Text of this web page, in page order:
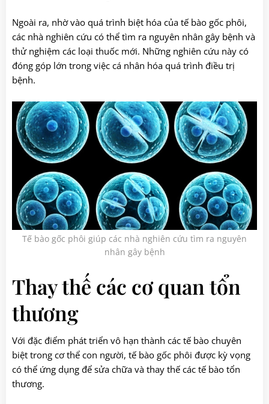
Ngoài ra, nhờ vào quá trình biệt hóa của tế bào gốc phôi,
các nhà nghiên cứu có thể tìm ra nguyên nhân gây bệnh và
thử nghiệm các loại thuốc mới. Những nghiên cứu này có
đóng góp lớn trong việc cá nhân hóa quá trình điều trị
bệnh.
Tế bào gốc phôi giúp các nhà nghiên cứu tìm ra nguyên
nhân gây bệnh
Thay thế các cơ quan tổn
thương
Với đặc điểm phát triển vô hạn thành các tế bào chuyên
biệt trong cơ thể con người, tế bào gốc phôi được kỳ vọng
có thể ứng dụng để sửa chữa và thay thế các tế bào tổn
thương.